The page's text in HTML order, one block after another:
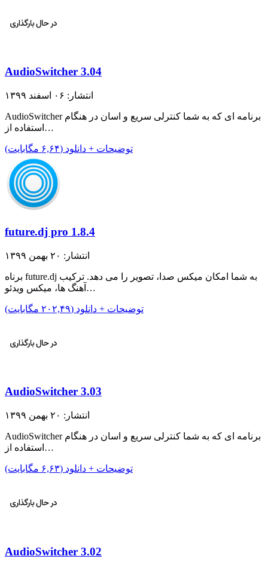
AudioSwitcher 3.04
انتشار: ۰۶ اسفند ۱۳۹۹
AudioSwitcher برنامه ای که به شما کنترلی سریع و اسان در هنگام
استفاده از…
توضیحات + دانلود (۶,۶۴ مگابایت)
future.dj pro 1.8.4
انتشار: ۲۰ بهمن ۱۳۹۹
برناه future.dj به شما امکان میکس صدا، تصویر را می دهد. ترکیب
آهنگ ها، میکس ویدئو…
توضیحات + دانلود (۲۰۲,۴۹ مگابایت)
AudioSwitcher 3.03
انتشار: ۲۰ بهمن ۱۳۹۹
AudioSwitcher برنامه ای که به شما کنترلی سریع و اسان در هنگام
استفاده از…
توضیحات + دانلود (۶,۶۳ مگابایت)
AudioSwitcher 3.02